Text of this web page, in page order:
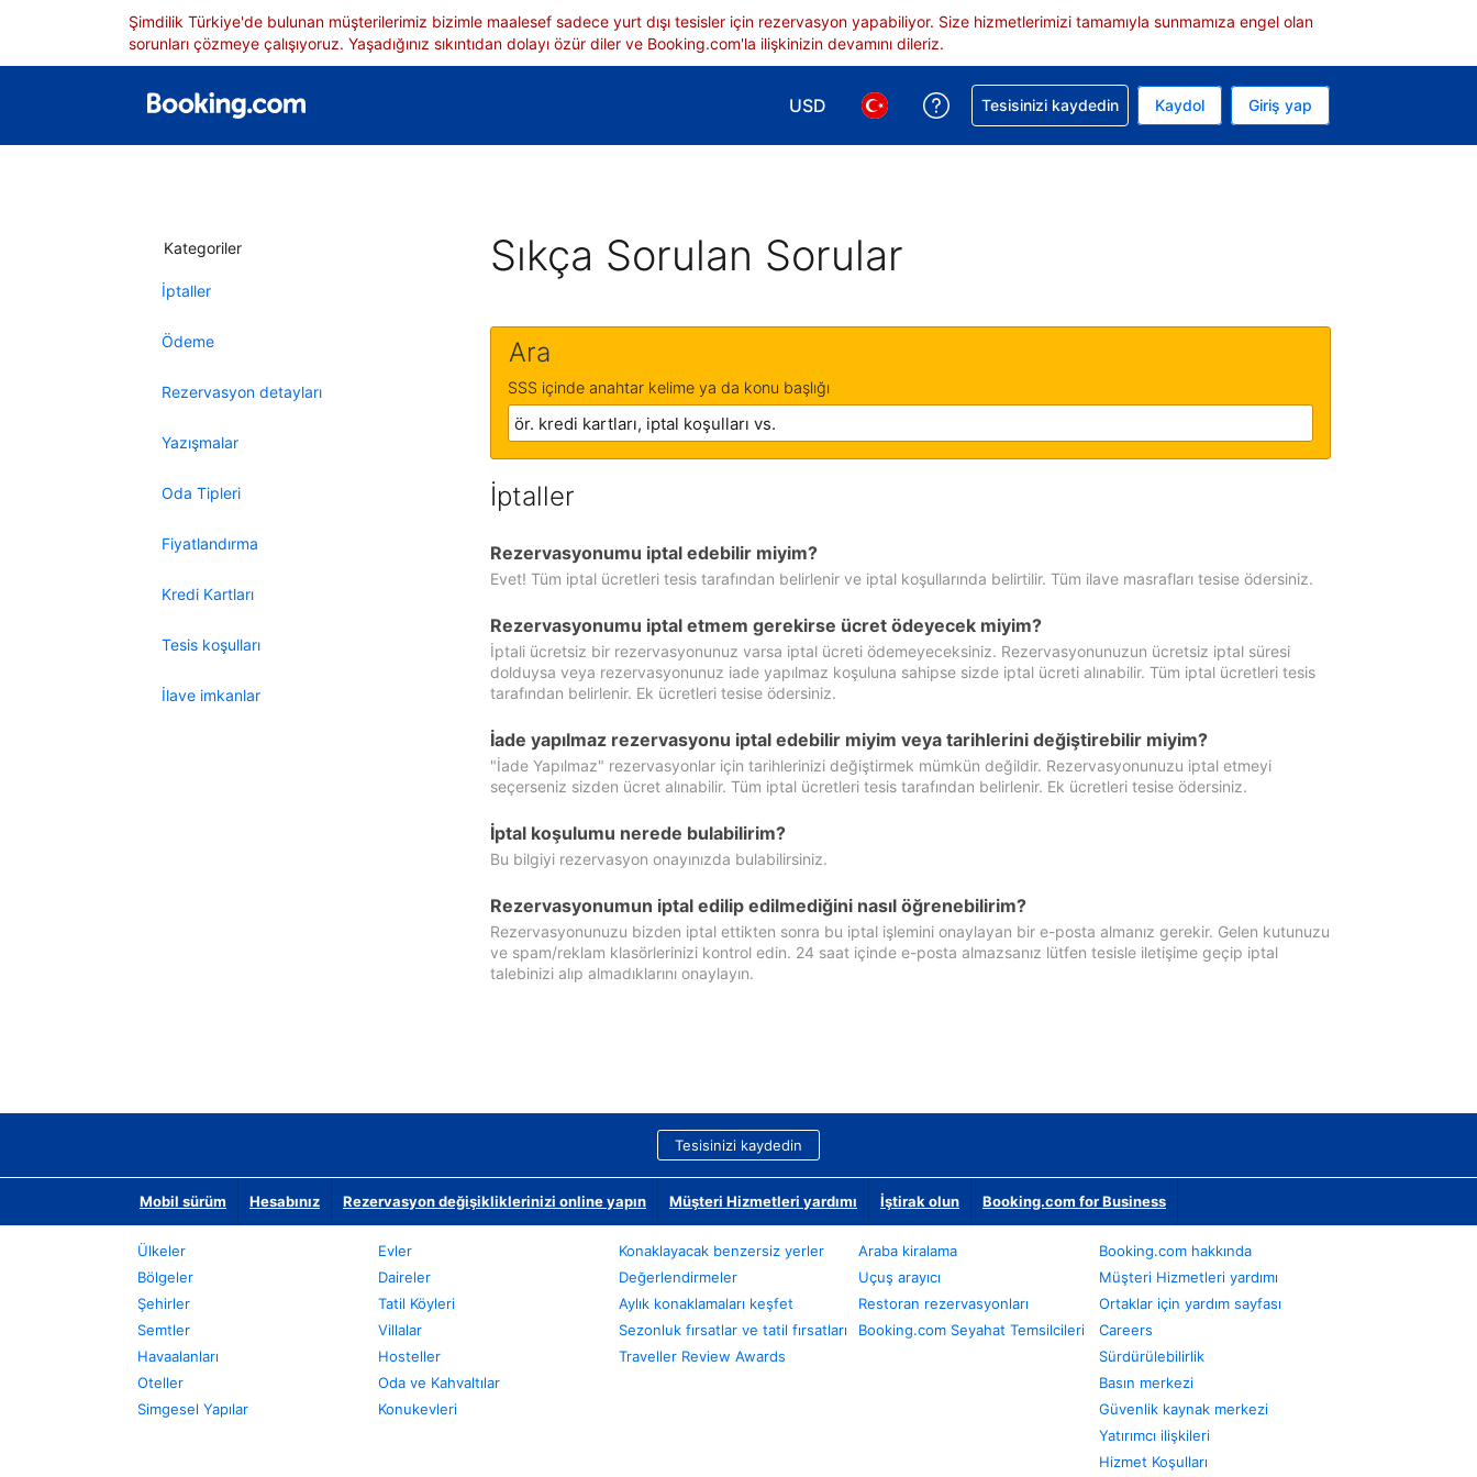
Şimdilik Türkiye'de bulunan müşterilerimiz bizimle maalesef sadece yurt dışı tesisler için rezervasyon yapabiliyor. Size hizmetlerimizi tamamıyla sunmamıza engel olan
sorunları çözmeye çalışıyoruz. Yaşadığınız sıkıntıdan dolayı özür diler ve Booking.com'la ilişkinizin devamını dileriz.
USD
Para birimi seçimi yap. Mevcut para biriminiz ABD doları
Dil seçimi yap. Mevcut diliniz Türkçe
Rezervasyonunuzla ilgili yardım alın
Tesisinizi kaydedin Kaydol Giriş yap
Kategoriler
İptaller
Ödeme
Rezervasyon detayları
Yazışmalar
Oda Tipleri
Fiyatlandırma
Kredi Kartları
Tesis koşulları
İlave imkanlar
Sıkça Sorulan Sorular
Ara
SSS içinde anahtar kelime ya da konu başlığı
İptaller
Rezervasyonumu iptal edebilir miyim?
Evet! Tüm iptal ücretleri tesis tarafından belirlenir ve iptal koşullarında belirtilir. Tüm ilave masrafları tesise ödersiniz.
Rezervasyonumu iptal etmem gerekirse ücret ödeyecek miyim?
İptali ücretsiz bir rezervasyonunuz varsa iptal ücreti ödemeyeceksiniz. Rezervasyonunuzun ücretsiz iptal süresi
dolduysa veya rezervasyonunuz iade yapılmaz koşuluna sahipse sizde iptal ücreti alınabilir. Tüm iptal ücretleri tesis
tarafından belirlenir. Ek ücretleri tesise ödersiniz.
İade yapılmaz rezervasyonu iptal edebilir miyim veya tarihlerini değiştirebilir miyim?
"İade Yapılmaz" rezervasyonlar için tarihlerinizi değiştirmek mümkün değildir. Rezervasyonunuzu iptal etmeyi
seçerseniz sizden ücret alınabilir. Tüm iptal ücretleri tesis tarafından belirlenir. Ek ücretleri tesise ödersiniz.
İptal koşulumu nerede bulabilirim?
Bu bilgiyi rezervasyon onayınızda bulabilirsiniz.
Rezervasyonumun iptal edilip edilmediğini nasıl öğrenebilirim?
Rezervasyonunuzu bizden iptal ettikten sonra bu iptal işlemini onaylayan bir e-posta almanız gerekir. Gelen kutunuzu
ve spam/reklam klasörlerinizi kontrol edin. 24 saat içinde e-posta almazsanız lütfen tesisle iletişime geçip iptal
talebinizi alıp almadıklarını onaylayın.
Tesisinizi kaydedin
Mobil sürüm Hesabınız Rezervasyon değişikliklerinizi online yapın Müşteri Hizmetleri yardımı İştirak olun Booking.com for Business
Ülkeler
Bölgeler
Şehirler
Semtler
Havaalanları
Oteller
Simgesel Yapılar
Evler
Daireler
Tatil Köyleri
Villalar
Hosteller
Oda ve Kahvaltılar
Konukevleri
Konaklayacak benzersiz yerler
Değerlendirmeler
Aylık konaklamaları keşfet
Sezonluk fırsatlar ve tatil fırsatları
Traveller Review Awards
Araba kiralama
Uçuş arayıcı
Restoran rezervasyonları
Booking.com Seyahat Temsilcileri
Booking.com hakkında
Müşteri Hizmetleri yardımı
Ortaklar için yardım sayfası
Careers
Sürdürülebilirlik
Basın merkezi
Güvenlik kaynak merkezi
Yatırımcı ilişkileri
Hizmet Koşulları